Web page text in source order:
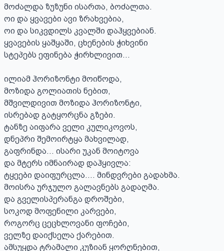
მოძალდა ზუზუნი ისართა, ბოძალთა.
ოი და ყვავები ავი ზრახვებია,
ოი და სიკვდილს კვალში დაჰყვებიან.
ყვავების ყაშყაში, ცხენების ჭიხვინი
სტეპებს ეფინება ჭირხლივით…
ილიამ ჰორიზონტი მოიწოდა,
მოზიდა გოლიათის ნებით,
მშვილდივით მოზიდა ჰორიზონტი,
ისრებად გატყორცნა გზები.
ტანზე აიფარა ველი კულიკოვოს,
დნეპრი შემოირტყა მახვილად,
გაფრინდა… ისარი უკან მოიტოვა
და მტერს იმნაირად დაჰყივლა:
ტყეები დაიფურცლა…. მინდვრები გადახმა.
მოისრა ურჯულო გალავნებს გადაღმა.
და გველისპერანგა დროშები,
სოკოდ მოფენილი კარვები,
როგორც ცეცხლოვანი ფოჩები,
ველზე დაიქსელა ქარებით.
ამსუყდა ტრამალი კუზიან ყორღნებით,